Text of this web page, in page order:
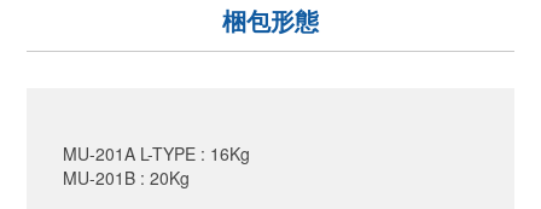
梱包形態
MU-201A L-TYPE : 16Kg
MU-201B : 20Kg